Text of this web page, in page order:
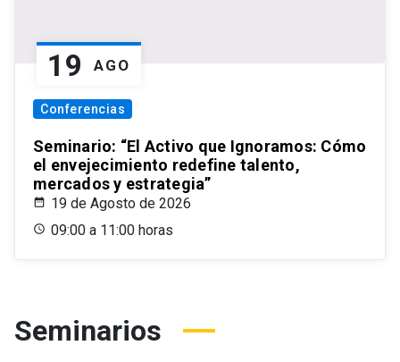
19 AGO
Conferencias
Seminario: “El Activo que Ignoramos: Cómo
el envejecimiento redefine talento,
mercados y estrategia”
19 de Agosto de 2026
09:00 a 11:00 horas
Seminarios